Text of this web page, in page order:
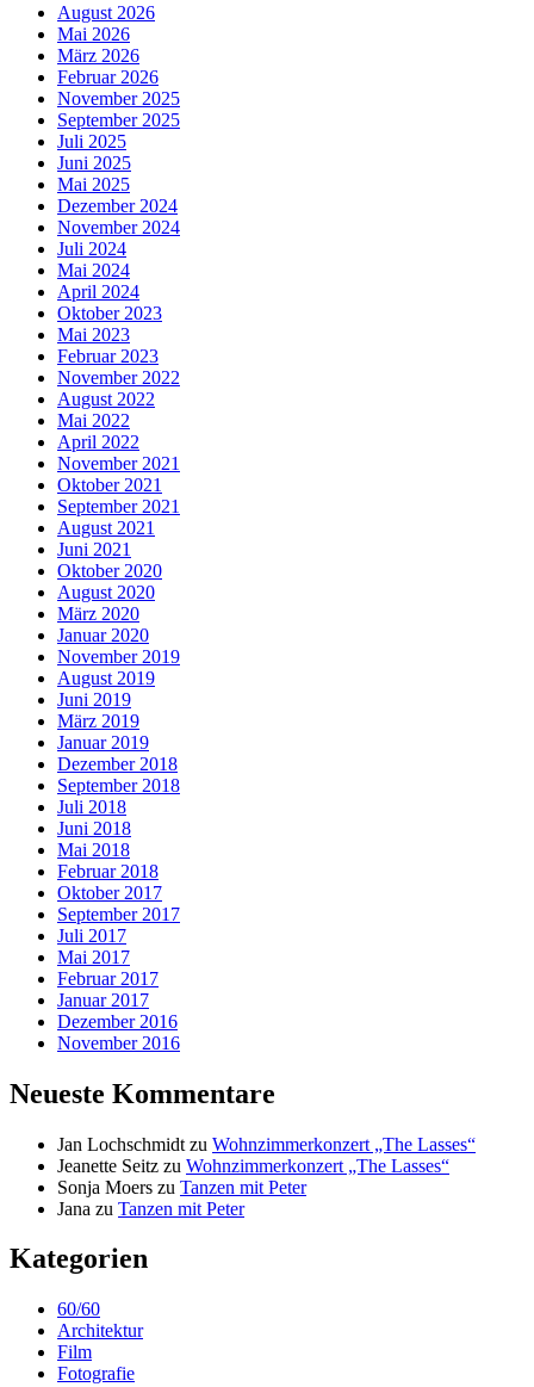
August 2026
Mai 2026
März 2026
Februar 2026
November 2025
September 2025
Juli 2025
Juni 2025
Mai 2025
Dezember 2024
November 2024
Juli 2024
Mai 2024
April 2024
Oktober 2023
Mai 2023
Februar 2023
November 2022
August 2022
Mai 2022
April 2022
November 2021
Oktober 2021
September 2021
August 2021
Juni 2021
Oktober 2020
August 2020
März 2020
Januar 2020
November 2019
August 2019
Juni 2019
März 2019
Januar 2019
Dezember 2018
September 2018
Juli 2018
Juni 2018
Mai 2018
Februar 2018
Oktober 2017
September 2017
Juli 2017
Mai 2017
Februar 2017
Januar 2017
Dezember 2016
November 2016
Neueste Kommentare
Jan Lochschmidt zu Wohnzimmerkonzert „The Lasses“
Jeanette Seitz zu Wohnzimmerkonzert „The Lasses“
Sonja Moers zu Tanzen mit Peter
Jana zu Tanzen mit Peter
Kategorien
60/60
Architektur
Film
Fotografie